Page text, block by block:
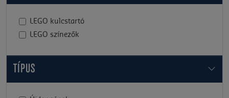
LEGO kulcstartó
LEGO színezők
TÍPUS